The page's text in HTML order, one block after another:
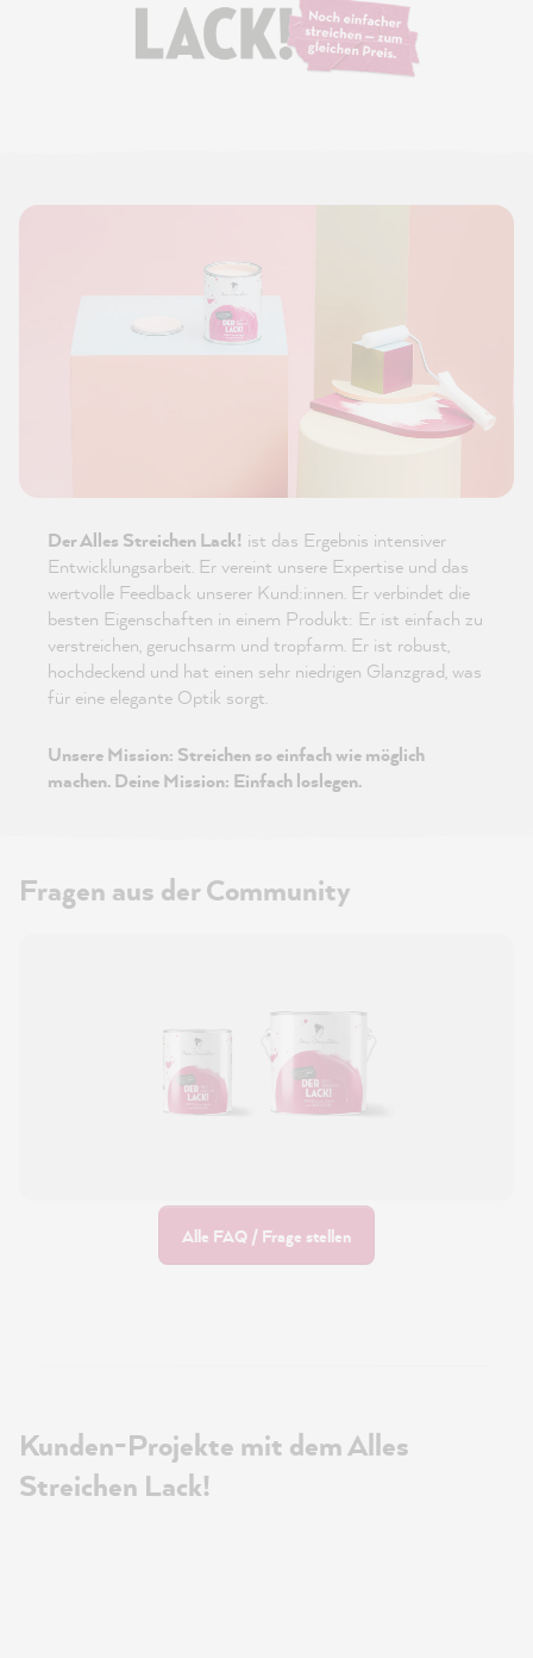
Der Alles Streichen Lack! ist das Ergebnis intensiver
Entwicklungsarbeit. Er vereint unsere Expertise und das
wertvolle Feedback unserer Kund:innen. Er verbindet die
besten Eigenschaften in einem Produkt: Er ist einfach zu
verstreichen, geruchsarm und tropfarm. Er ist robust,
hochdeckend und hat einen sehr niedrigen Glanzgrad, was
für eine elegante Optik sorgt.
Unsere Mission: Streichen so einfach wie möglich
machen. Deine Mission: Einfach loslegen.
Fragen aus der Community
Alle FAQ / Frage stellen
Kunden-Projekte mit dem Alles
Streichen Lack!